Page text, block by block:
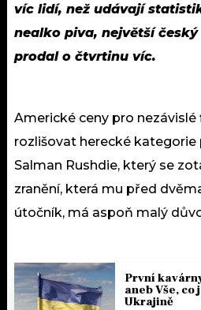
víc lidí, než udávají
nealko piva, největší
prodal o čtvrtinu víc.
Americké ceny pro
rozlišovat herecké kategorie
Salman Rushdie, který se
zranění, která mu před
útočník, má aspoň malý
První
aneb Vše, co
Ukrajině